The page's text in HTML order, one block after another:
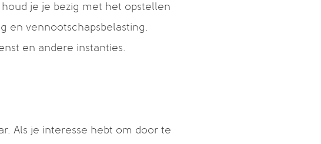
je je bezig met het opstellen
en vennootschapsbelasting.
en andere instanties.
Als je interesse hebt om door te